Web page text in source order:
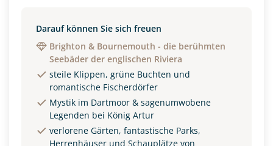
Darauf können Sie sich freuen
Brighton & Bournemouth - die berühmten
Seebäder der englischen Riviera
steile Klippen, grüne Buchten und
romantische Fischerdörfer
Mystik im Dartmoor & sagenumwobene
Legenden bei König Artur
verlorene Gärten, fantastische Parks,
Herrenhäuser und Schauplätze von